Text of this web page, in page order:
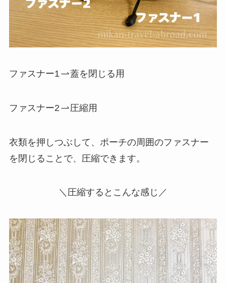
ファスナー1 蓋を閉じる用
ファスナー2 圧縮用
衣類を押しつぶして、ポーチの周囲のファスナー
を閉じることで、圧縮できます。
＼圧縮するとこんな感じ／